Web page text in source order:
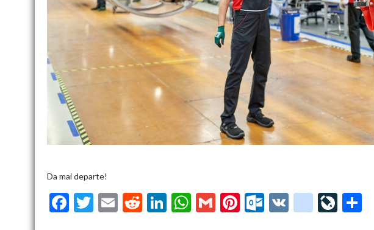
Da mai departe!
F
T
E
R
Li W G
Pi O V
g
Li